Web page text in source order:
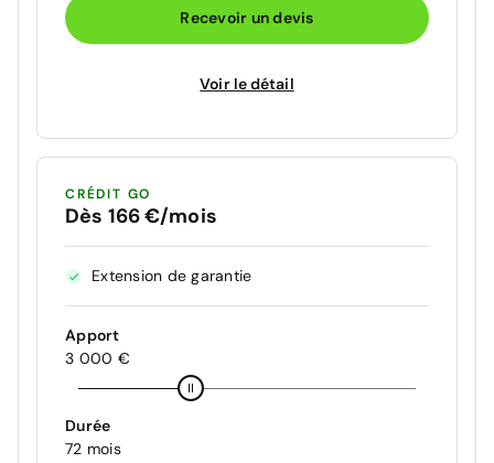
Recevoir un devis
Voir le détail
CRÉDIT GO
Dès 166 €/mois
Extension de garantie
Apport
3 000 €
Durée
72 mois